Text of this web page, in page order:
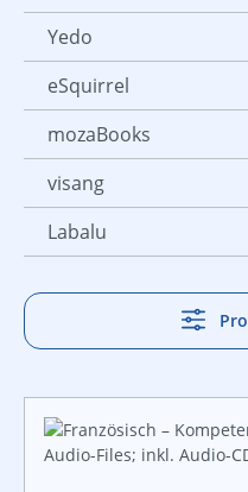
Yedo
eSquirrel
mozaBooks
visang
Labalu